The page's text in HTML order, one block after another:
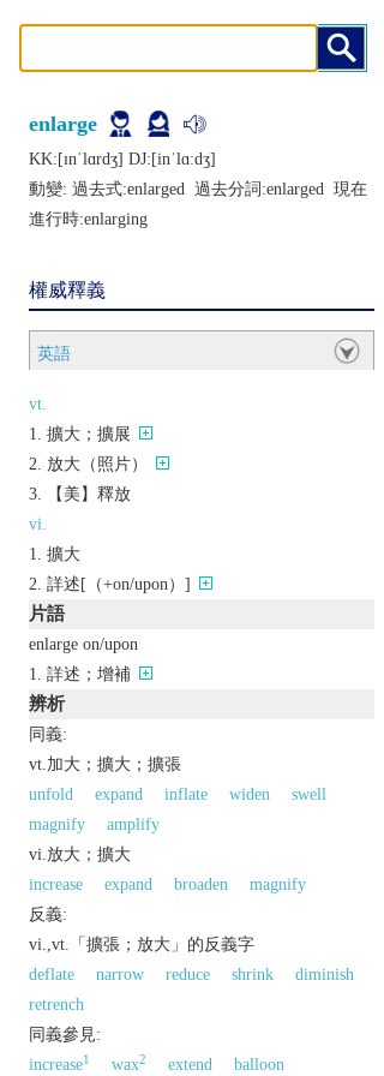
enlarge
KK:[ɪnˈlɑrdʒ] DJ:[inˈlɑːdʒ]
動變: 過去式:enlarged 過去分詞:enlarged 現在
進行時:enlarging
權威釋義
英語
vt.
擴大；擴展
放大（照片）
【美】釋放
vi.
擴大
詳述[（+on/upon）]
片語
enlarge on/upon
詳述；增補
辨析
同義:
vt.加大；擴大；擴張
unfold
expand inflate widen
swell
magnify
amplify
vi.放大；擴大
increase
expand broaden
magnify
反義:
vi.,vt.「擴張；放大」的反義字
deflate
narrow reduce shrink
diminish
retrench
同義參見:
increase1 wax2 extend balloon